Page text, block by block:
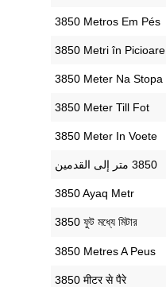
‎3850 Metros Em Pés
‎3850 Metri în Picioare
‎3850 Meter Na Stopa
‎3850 Meter Till Fot
‎3850 Meter In Voete
‎3850 Ayaq Metr
‎3850 ফুট মধ্যে মিটার
‎3850 Metres A Peus
‎3850 मीटर से पैरे